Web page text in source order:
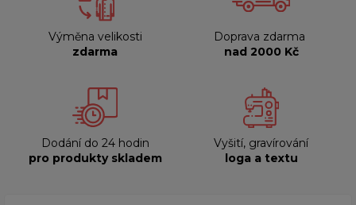
Výměna velikosti
zdarma
Doprava zdarma
nad 2000 Kč
Dodání do 24 hodin
pro produkty skladem
Vyšití, gravírování
loga a textu